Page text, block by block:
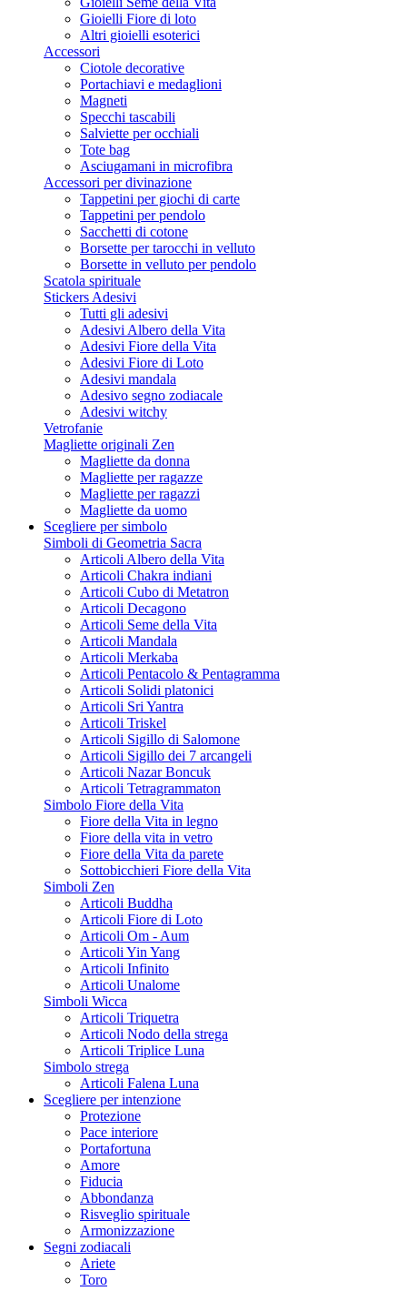
Gioielli Fiore di loto
Altri gioielli esoterici
Accessori
Ciotole decorative
Portachiavi e medaglioni
Magneti
Specchi tascabili
Salviette per occhiali
Tote bag
Asciugamani in microfibra
Accessori per divinazione
Tappetini per giochi di carte
Tappetini per pendolo
Sacchetti di cotone
Borsette per tarocchi in velluto
Borsette in velluto per pendolo
Scatola spirituale
Stickers Adesivi
Tutti gli adesivi
Adesivi Albero della Vita
Adesivi Fiore della Vita
Adesivi Fiore di Loto
Adesivi mandala
Adesivo segno zodiacale
Adesivi witchy
Vetrofanie
Magliette originali Zen
Magliette da donna
Magliette per ragazze
Magliette per ragazzi
Magliette da uomo
Scegliere per simbolo
Simboli di Geometria Sacra
Articoli Albero della Vita
Articoli Chakra indiani
Articoli Cubo di Metatron
Articoli Decagono
Articoli Seme della Vita
Articoli Mandala
Articoli Merkaba
Articoli Pentacolo & Pentagramma
Articoli Solidi platonici
Articoli Sri Yantra
Articoli Triskel
Articoli Sigillo di Salomone
Articoli Sigillo dei 7 arcangeli
Articoli Nazar Boncuk
Articoli Tetragrammaton
Simbolo Fiore della Vita
Fiore della Vita in legno
Fiore della vita in vetro
Fiore della Vita da parete
Sottobicchieri Fiore della Vita
Simboli Zen
Articoli Buddha
Articoli Fiore di Loto
Articoli Om - Aum
Articoli Yin Yang
Articoli Infinito
Articoli Unalome
Simboli Wicca
Articoli Triquetra
Articoli Nodo della strega
Articoli Triplice Luna
Simbolo strega
Articoli Falena Luna
Scegliere per intenzione
Protezione
Pace interiore
Portafortuna
Amore
Fiducia
Abbondanza
Risveglio spirituale
Armonizzazione
Segni zodiacali
Ariete
Toro